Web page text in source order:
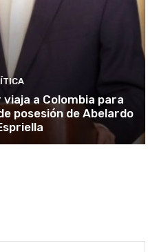
a Colombia para
posesión de Abelardo